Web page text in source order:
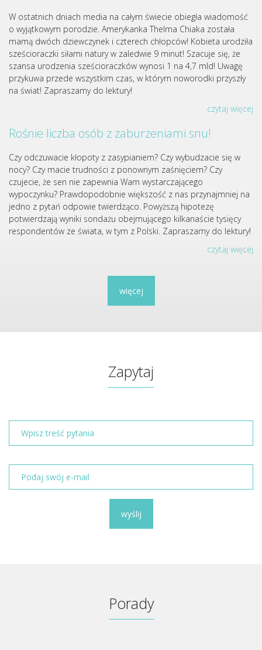
W ostatnich dniach media na całym świecie obiegła wiadomość
o wyjątkowym porodzie. Amerykanka Thelma Chiaka została
mamą dwóch dziewczynek i czterech chłopców! Kobieta urodziła
sześcioraczki siłami natury w zaledwie 9 minut! Szacuje się, że
szansa urodzenia sześcioraczków wynosi 1 na 4,7 mld! Uwagę
przykuwa przede wszystkim czas, w którym noworodki przyszły
na świat! Zapraszamy do lektury!
czytaj więcej
Rośnie liczba osób z zaburzeniami snu!
Czy odczuwacie kłopoty z zasypianiem? Czy wybudzacie się w
nocy? Czy macie trudności z ponownym zaśnięciem? Czy
czujecie, że sen nie zapewnia Wam wystarczającego
wypoczynku? Prawdopodobnie większość z nas przynajmniej na
jedno z pytań odpowie twierdząco. Powyższą hipotezę
potwierdzają wyniki sondażu obejmującego kilkanaście tysięcy
respondentów ze świata, w tym z Polski. Zapraszamy do lektury!
czytaj więcej
więcej
Zapytaj
wyślij
Porady